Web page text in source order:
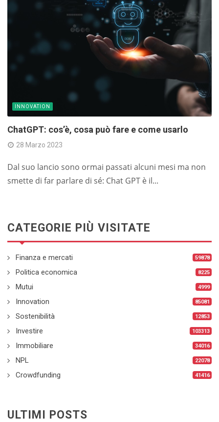
INNOVATION
ChatGPT: cos’è, cosa può fare e come usarlo
28 Marzo 2023
Dal suo lancio sono ormai passati alcuni mesi ma non
smette di far parlare di sé: Chat GPT è il...
CATEGORIE PIÙ VISITATE
Finanza e mercati 59878
Politica economica 8225
Mutui 4999
Innovation 85081
Sostenibilità 12853
Investire 103313
Immobiliare 34016
NPL 22078
Crowdfunding 41416
ULTIMI POSTS